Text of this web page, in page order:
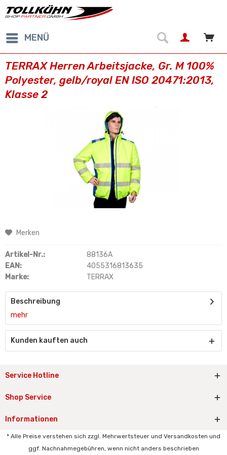
MENÜ
TERRAX Herren Arbeitsjacke, Gr. M 100%
Polyester, gelb/royal EN ISO 20471:2013,
Klasse 2
Merken
Artikel-Nr.:
88136A
EAN:
4055316813635
Marke:
TERRAX
Beschreibung
mehr
Kunden kauften auch
Service Hotline
Shop Service
Informationen
* Alle Preise verstehen sich zzgl. Mehrwertsteuer und Versandkosten und
ggf. Nachnahmegebühren, wenn nicht anders beschrieben